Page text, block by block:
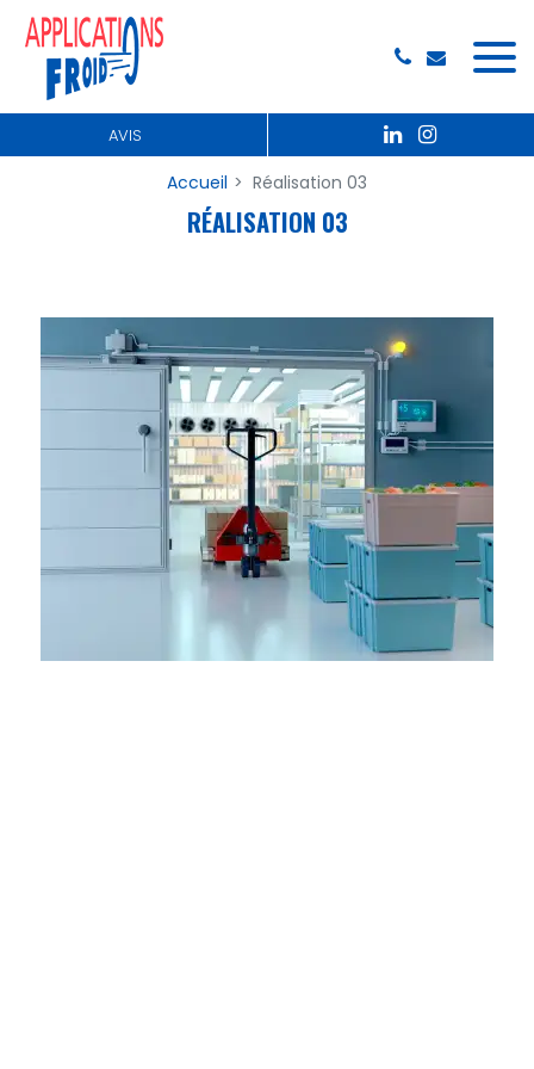
AVIS
Accueil Réalisation 03
RÉALISATION 03
Panneau de gestion des cookies